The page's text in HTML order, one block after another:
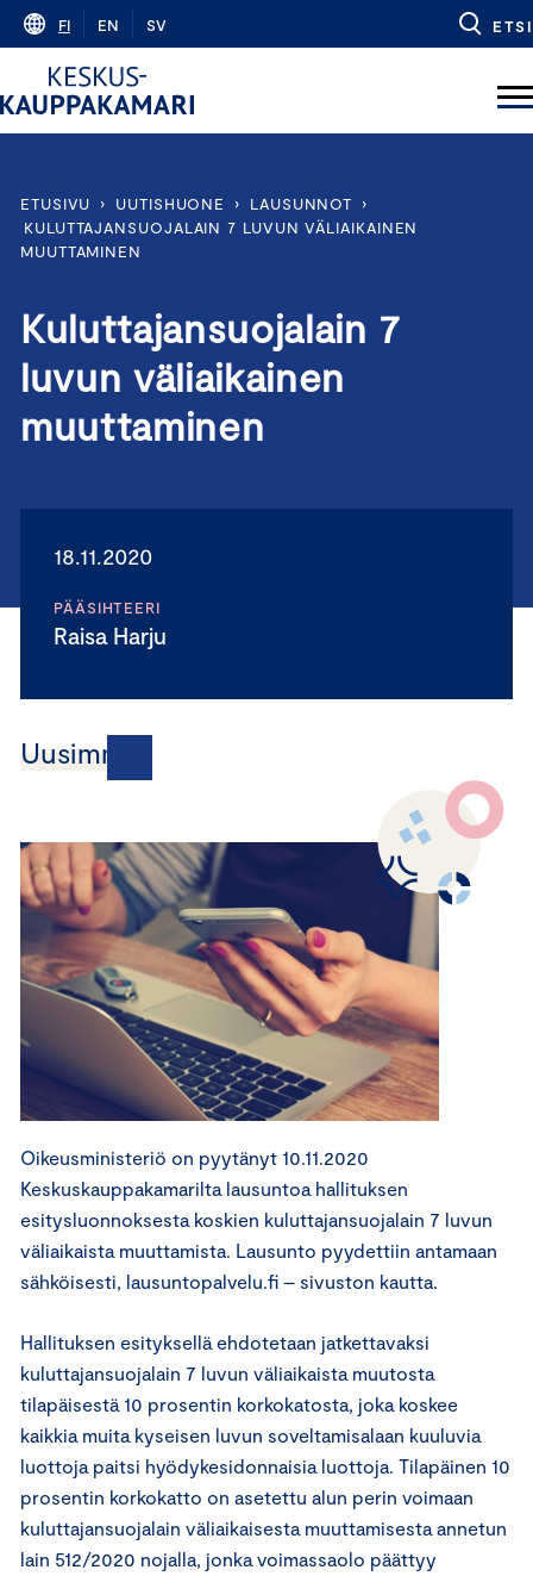
Skip
content
FI EN SV ETSI
ETUSIVU › UUTISHUONE › LAUSUNNOT
›
KULUTTAJANSUOJALAIN 7 LUVUN VÄLIAIKAINEN
MUUTTAMINEN
Kuluttajansuojalain 7
luvun väliaikainen
muuttaminen
18.11.2020
PÄÄSIHTEERI
Raisa Harju
Uusimmat
Oikeusministeriö on pyytänyt 10.11.2020
Keskuskauppakamarilta lausuntoa hallituksen
esitysluonnoksesta koskien kuluttajansuojalain 7 luvun
väliaikaista muuttamista. Lausunto pyydettiin antamaan
sähköisesti, lausuntopalvelu.fi – sivuston kautta.
Hallituksen esityksellä ehdotetaan jatkettavaksi
kuluttajansuojalain 7 luvun väliaikaista muutosta
tilapäisestä 10 prosentin korkokatosta, joka koskee
kaikkia muita kyseisen luvun soveltamisalaan kuuluvia
luottoja paitsi hyödykesidonnaisia luottoja. Tilapäinen 10
prosentin korkokatto on asetettu alun perin voimaan
kuluttajansuojalain väliaikaisesta muuttamisesta annetun
lain 512/2020 nojalla, jonka voimassaolo päättyy